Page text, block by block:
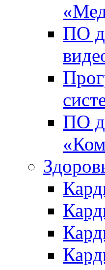
ПО
ПО